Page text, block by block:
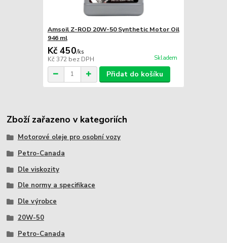
Amsoil Z-ROD 20W-50 Synthetic Motor Oil
946 ml
Kč 450/ks
Kč 372 bez DPH Skladem
Přidat do košíku
Zboží zařazeno v kategoriích
Motorové oleje pro osobní vozy
Petro-Canada
Dle viskozity
Dle normy a specifikace
Dle výrobce
20W-50
Petro-Canada